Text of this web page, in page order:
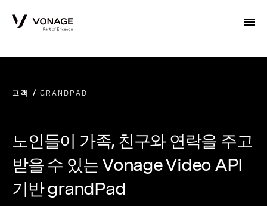
고객 GRANDPAD
노인들이 가족, 친구와 연락을 주고
받을 수 있는 Vonage Video API
기반 grandPad